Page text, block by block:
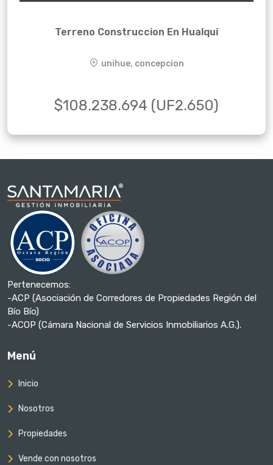
Terreno Construccion En Hualqui
unihue, concepcion
$108.238.694 (UF2.650)
Pertenecemos:
-ACP (Asociación de Corredores de Propiedades Región del
Bío Bío)
-ACOP (Cámara Nacional de Servicios Inmobiliarios A.G.).
Menú
Inicio
Nosotros
Propiedades
Vende con nosotros